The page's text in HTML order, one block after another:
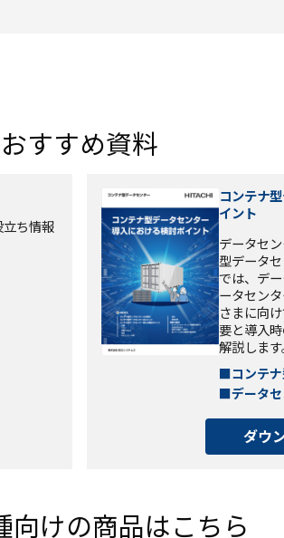
おすすめ資料
ち情報
コンテナ
イント
データセ
型データ
では、デ
ータセン
さまに向
要と導入
解説します
■コンテナ
■データセ
ダウ
向けの商品はこちら